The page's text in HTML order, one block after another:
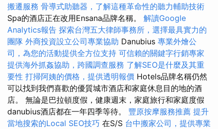
搬遷服務 骨導式助聽器，了解這種革命性的聽力輔助技術
Spa的酒店正在改用Ensana品牌名稱。 解讀Google
Analytics報告 探索台灣五大律師事務所，選擇最具實力的
團隊 外商投資設立公司專業協助 Danubius 專業外燴公
司，為您的活動提供全方位支持 可信賴的關鍵字行銷專家
提供海外抓姦協助，跨國調查服務 了解SEO是什麼及其重
要性 打掃阿姨的價格，提供透明報價 Hotels品牌名稱仍然
可以找到我們喜歡的優質城市酒店和家庭休息目的地的酒
店。 無論是巴拉頓度假，健康週末，家庭旅行和家庭度假
danubius酒店都在一年四季等待。 豐原按摩服務推薦 提升
當地搜索的Local SEO技巧 在S/S 台中搬家公司，提供專業